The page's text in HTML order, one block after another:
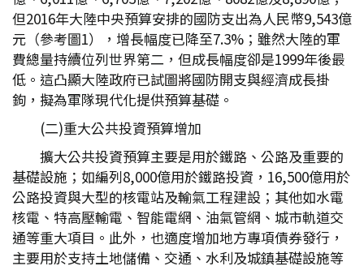
但2016年大陸中央預算安排的國防支出為人民幣9,543億
元（參考圖1），增長幅度已降至7.3%；雖然大陸的軍
費總量持續位列世界第二，但成長幅度卻是1999年後最
低。這凸顯大陸政府已試圖將國防開支與經濟成長掛
鉤，擬為軍隊現代化提供預算基礎。
(二)重大公共投資預算增加
擴大公共投資預算主要是用於鐵路、公路及重要的
基礎設施；如編列8,000億用於鐵路投資，16,500億用於
公路投資與大型的核電站及輸氣工程建設；其他如水電
核電、特高壓輸電、智能電網、油氣管網、城市軌道交
通等重大項目。此外，也適度增加地方專項債券發行，
主要用於支持土地儲備、交通、水利及城鎮基礎設施等